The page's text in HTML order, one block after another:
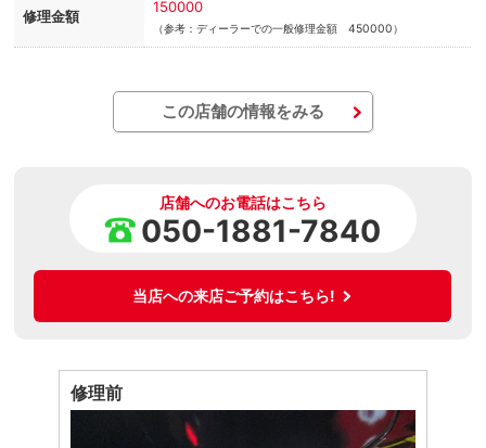
修理金額
150000
（参考：ディーラーでの一般修理金額 450000）
この店舗の情報をみる
店舗へのお電話はこちら
050-1881-7840
当店への来店ご予約はこちら!
修理前